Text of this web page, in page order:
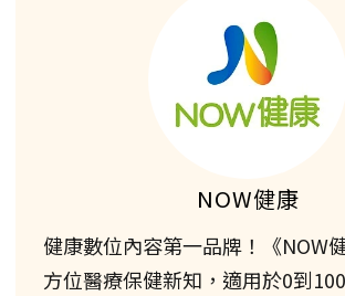
NOW健康
健康數位內容第一品牌！《NOW
方位醫療保健新知，適用於0到